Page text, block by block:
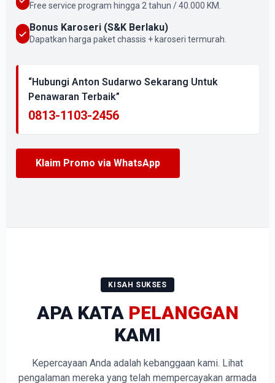
Free service program hingga 2 tahun / 40.000 KM.
Bonus Karoseri (S&K Berlaku)
Dapatkan harga paket chassis + karoseri termurah.
“Hubungi Anton Sudarwo Sekarang Untuk
Penawaran Terbaik”
0813-1103-2456
Klaim Promo via WhatsApp
KISAH SUKSES
APA KATA PELANGGAN
KAMI
Kepercayaan Anda adalah kebanggaan kami. Lihat
pengalaman mereka yang telah mempercayakan armada